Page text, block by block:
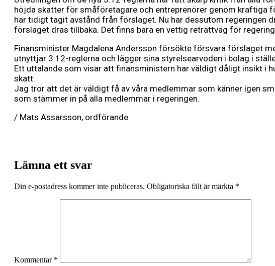
höjda skatter för småföretagare och entreprenörer genom kraftiga
har tidigt tagit avstånd från förslaget. Nu har dessutom regeringen
förslaget dras tillbaka. Det finns bara en vettig reträttväg för
Finansminister Magdalena Andersson försökte försvara förslaget
utnyttjar 3:12-reglerna och lägger sina styrelsearvoden i bolag i
Ett uttalande som visar att finansministern har väldigt dåligt insikt i
skatt.
Jag tror att det är väldigt få av våra medlemmar som känner igen
som stämmer in på alla medlemmar i regeringen.
/ Mats Assarsson, ordförande
Lämna ett svar
Din e-postadress kommer inte publiceras. Obligatoriska fält är märkta *
Kommentar *